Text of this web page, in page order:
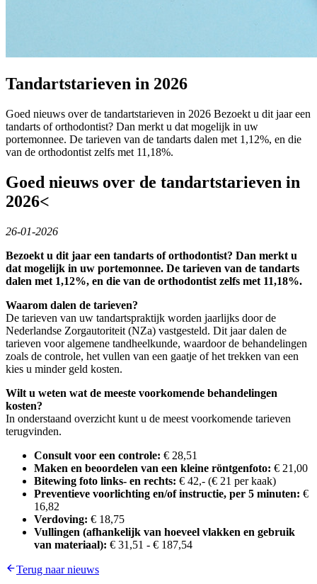
Tandartstarieven in 2026
Goed nieuws over de tandartstarieven in 2026 Bezoekt u dit jaar een
tandarts of orthodontist? Dan merkt u dat mogelijk in uw
portemonnee. De tarieven van de tandarts dalen met 1,12%, en die
van de orthodontist zelfs met 11,18%.
Goed nieuws over de tandartstarieven in
2026<
26-01-2026
Bezoekt u dit jaar een tandarts of orthodontist? Dan merkt u
dat mogelijk in uw portemonnee. De tarieven van de tandarts
dalen met 1,12%, en die van de orthodontist zelfs met 11,18%.
Waarom dalen de tarieven?
De tarieven van uw tandartspraktijk worden jaarlijks door de
Nederlandse Zorgautoriteit (NZa) vastgesteld. Dit jaar dalen de
tarieven voor algemene tandheelkunde, waardoor de behandelingen
zoals de controle, het vullen van een gaatje of het trekken van een
kies u minder geld kosten.
Wilt u weten wat de meeste voorkomende behandelingen
kosten?
In onderstaand overzicht kunt u de meest voorkomende tarieven
terugvinden.
Consult voor een controle: € 28,51
Maken en beoordelen van een kleine röntgenfoto: € 21,00
Bitewing foto links- en rechts: € 42,- (€ 21 per kaak)
Preventieve voorlichting en/of instructie, per 5 minuten: €
16,82
Verdoving: € 18,75
Vullingen (afhankelijk van hoeveel vlakken en gebruik
van materiaal): € 31,51 - € 187,54
Terug naar nieuws